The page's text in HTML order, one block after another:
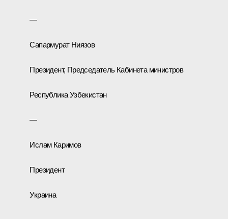
—
Сапармурат Ниязов
Президент, Председатель Кабинета министров
Республика Узбекистан
—
Ислам Каримов
Президент
Украина